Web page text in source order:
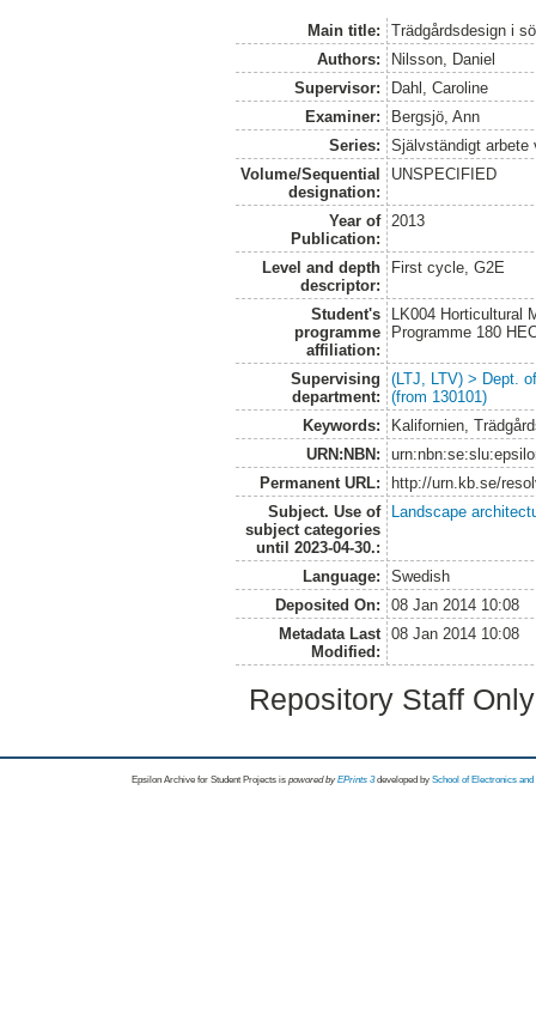
Main title:
Trädgårdsdesign i
Authors:
Nilsson, Daniel
Supervisor:
Dahl, Caroline
Examiner:
Bergsjö, Ann
Series:
Självständigt arbete
Volume/Sequential
designation:
UNSPECIFIED
Year of
Publication:
2013
Level and depth
descriptor:
First cycle, G2E
Student's
programme
affiliation:
LK004 Horticultural
Programme 180
Supervising
department:
(LTJ, LTV) > Dept.
(from 130101)
Keywords:
Kalifornien,
URN:NBN:
Permanent URL:
http://urn.kb.se/
Subject. Use of
subject categories
until 2023-04-30.:
Landscape
Language:
Swedish
Deposited On:
08 Jan 2014 10:08
Metadata Last
Modified:
08 Jan 2014 10:08
Repository Staff
Epsilon Archive for Student Projects is powored byEPrints 3 developed by School of Electronics